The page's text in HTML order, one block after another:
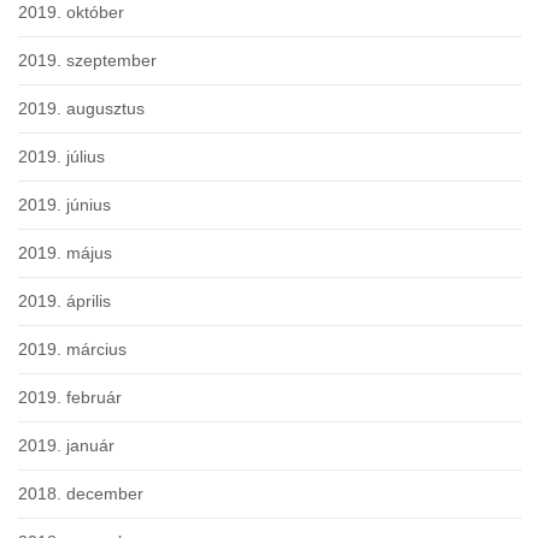
2019. október
2019. szeptember
2019. augusztus
2019. július
2019. június
2019. május
2019. április
2019. március
2019. február
2019. január
2018. december